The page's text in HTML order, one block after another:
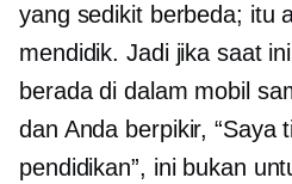
yang sedikit berbeda; itu
mendidik. Jadi jika saat
berada di dalam mobil
dan Anda berpikir, “Saya
pendidikan”, ini bukan